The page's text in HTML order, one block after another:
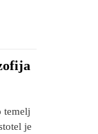
temelj
je